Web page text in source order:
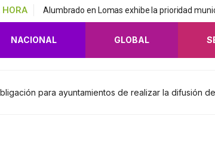
HORA Alumbrado en Lomas exhibe la prioridad
NACIONAL GLOBAL
para ayuntamientos de realizar la difusión